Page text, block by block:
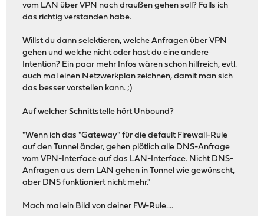
vom LAN über VPN nach draußen gehen soll? Falls ich
das richtig verstanden habe.
Willst du dann selektieren, welche Anfragen über VPN
gehen und welche nicht oder hast du eine andere
Intention? Ein paar mehr Infos wären schon hilfreich, evtl.
auch mal einen Netzwerkplan zeichnen, damit man sich
das besser vorstellen kann. ;)
Auf welcher Schnittstelle hört Unbound?
"Wenn ich das "Gateway" für die default Firewall-Rule
auf den Tunnel änder, gehen plötlich alle DNS-Anfrage
vom VPN-Interface auf das LAN-Interface. Nicht DNS-
Anfragen aus dem LAN gehen in Tunnel wie gewünscht,
aber DNS funktioniert nicht mehr."
Mach mal ein Bild von deiner FW-Rule....